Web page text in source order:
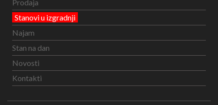
Prodaja
Stanovi u izgradnji
Najam
Stan na dan
Novosti
Kontakti